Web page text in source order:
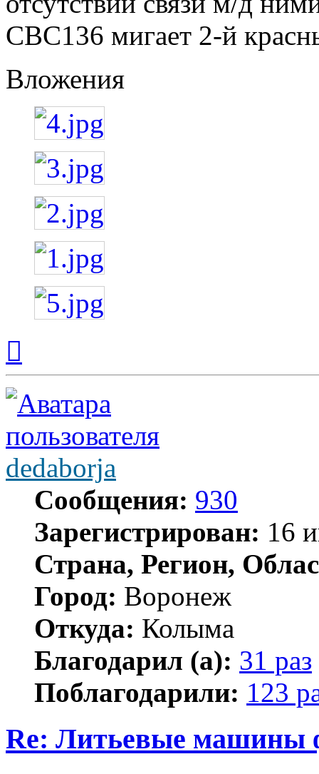
CBC136 мигает 2-й
Вложения
началу
dedaborja
Сообщения: 930
Зарегистрирован: 16
Страна, Регион,
Город: Воронеж
Откуда: Колыма
Благодарил (а): 31 раз
Поблагодарили: 123
Re: Литьевые машины